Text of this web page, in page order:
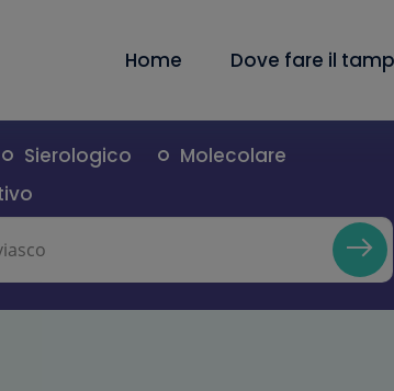
Home Dove fare il
Sierologico
Molecolare